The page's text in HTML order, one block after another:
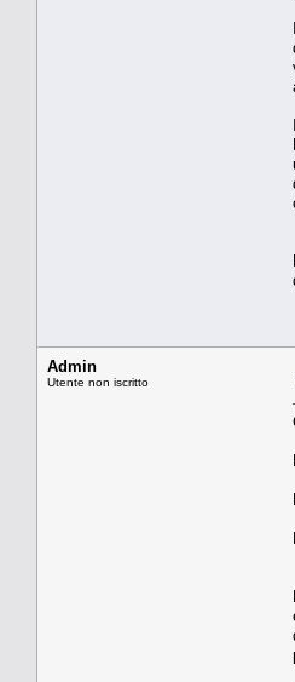
Admin
Utente non iscritto